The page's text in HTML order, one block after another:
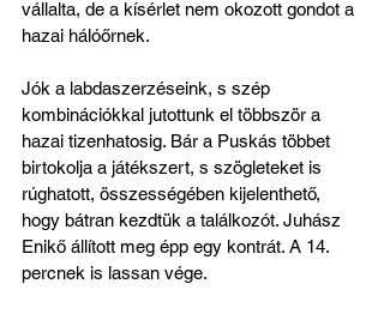
vállalta, de a kísérlet nem okozott gondot a
hazai hálóőrnek.
Jók a labdaszerzéseink, s szép
kombinációkkal jutottunk el többször a
hazai tizenhatosig. Bár a Puskás többet
birtokolja a játékszert, s szögleteket is
rúghatott, összességében kijelenthető,
hogy bátran kezdtük a találkozót. Juhász
Enikő állított meg épp egy kontrát. A 14.
percnek is lassan vége.